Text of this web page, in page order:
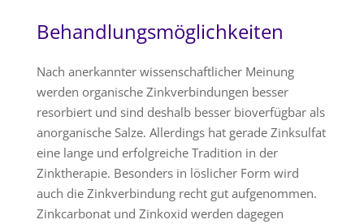
Behandlungsmöglichkeiten
Nach anerkannter wissenschaftlicher Meinung
werden organische Zinkverbindungen besser
resorbiert und sind deshalb besser bioverfügbar als
anorganische Salze. Allerdings hat gerade Zinksulfat
eine lange und erfolgreiche Tradition in der
Zinktherapie. Besonders in löslicher Form wird
auch die Zinkverbindung recht gut aufgenommen.
Zinkcarbonat und Zinkoxid werden dagegen